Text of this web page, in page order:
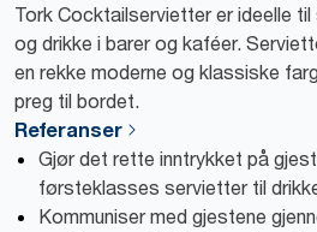
Tork Cocktailservietter er ideelle
og drikke i barer og kaféer.
en rekke moderne og klassiske
preg til bordet.
Referanser
Gjør det rette inntrykket på
førsteklasses servietter til
Kommuniser med gjestene